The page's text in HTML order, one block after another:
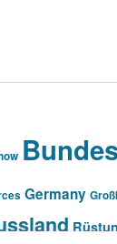
Germany